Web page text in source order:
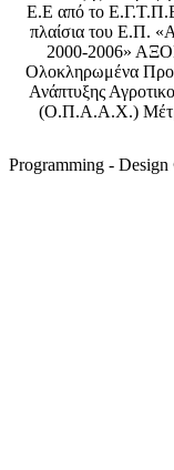
Ε.Ε από το
πλαίσια του Ε.Π.
2000-2006»
Ολοκληρωμένα
Ανάπτυξης
(Ο.Π.Α.Α.Χ.)
Programming -